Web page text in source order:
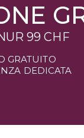
99 CHF
GRATUITO
DEDICATA